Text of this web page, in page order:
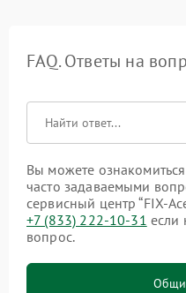
FAQ. Ответы на
Вы можете
часто задаваемыми
сервисный центр “FIX-
+7 (833) 222-10-31 если
вопрос.